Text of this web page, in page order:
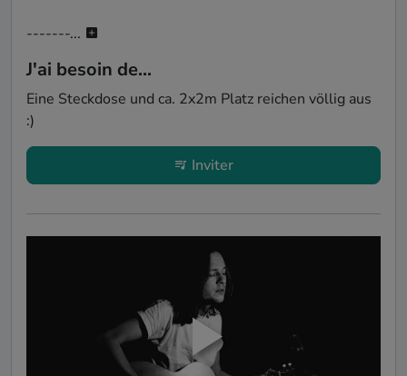
-------...
J'ai besoin de...
Eine Steckdose und ca. 2x2m Platz reichen völlig aus
:)
Inviter